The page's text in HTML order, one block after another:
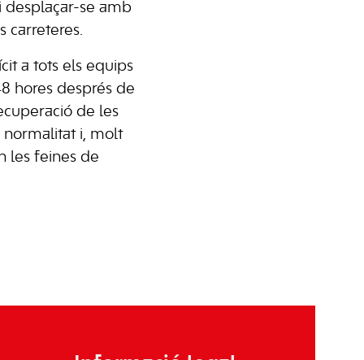
desplaçar-se amb
carreteres.
a tots els equips
hores després de
de les
normalitat i, molt
les feines de